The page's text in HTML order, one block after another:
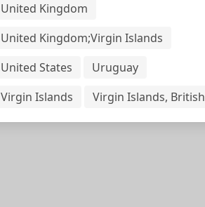
United Kingdom
United Kingdom;Virgin Islands
United States
Uruguay
Virgin Islands
Virgin Islands, British